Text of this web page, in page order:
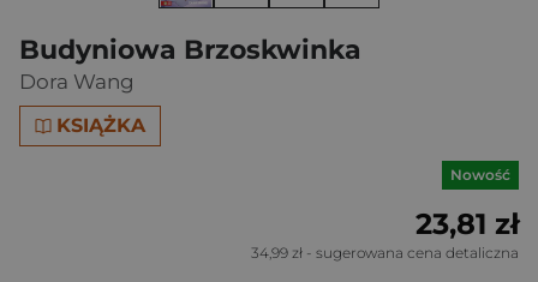
Budyniowa Brzoskwinka
Dora Wang
KSIĄŻKA
Nowość
23,81 zł
34,99 zł - sugerowana cena detaliczna